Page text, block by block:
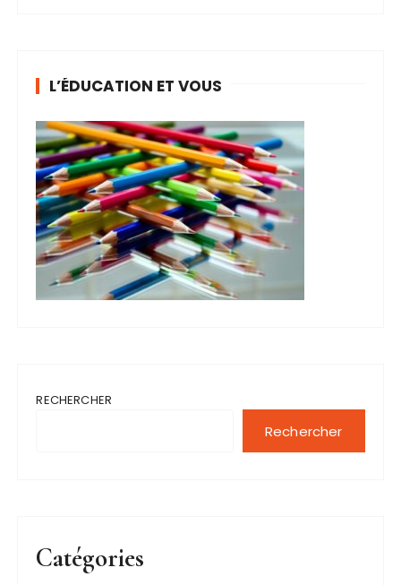
L’ÉDUCATION ET VOUS
RECHERCHER
Rechercher
Catégories